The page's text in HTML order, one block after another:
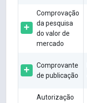
Comprovação
da pesquisa
do valor de
mercado
Comprovante
de publicação
Autorização